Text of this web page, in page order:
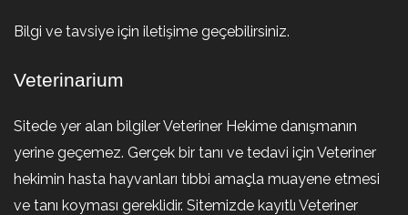
Bilgi ve tavsiye için iletişime geçebilirsiniz.
Veterinarium
Sitede yer alan bilgiler Veteriner Hekime danışmanın
yerine geçemez. Gerçek bir tanı ve tedavi için Veteriner
hekimin hasta hayvanları tıbbi amaçla muayene etmesi
ve tanı koyması gereklidir. Sitemizde kayıtlı Veteriner